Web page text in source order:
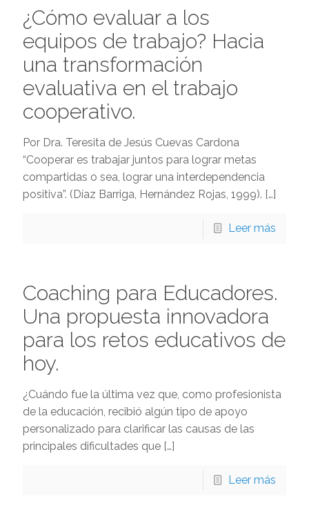
¿Cómo evaluar a los
equipos de trabajo? Hacia
una transformación
evaluativa en el trabajo
cooperativo.
Por Dra. Teresita de Jesús Cuevas Cardona
“Cooperar es trabajar juntos para lograr metas
compartidas o sea, lograr una interdependencia
positiva”. (Díaz Barriga, Hernández Rojas, 1999). […]
Leer más
Coaching para Educadores.
Una propuesta innovadora
para los retos educativos de
hoy.
¿Cuándo fue la última vez que, como profesionista
de la educación, recibió algún tipo de apoyo
personalizado para clarificar las causas de las
principales dificultades que […]
Leer más